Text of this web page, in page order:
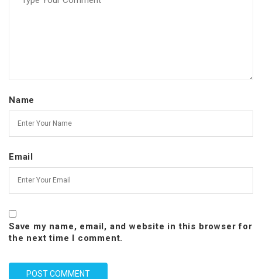
Name
Email
Save my name, email, and website in this browser for
the next time I comment.